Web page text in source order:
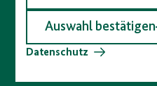
Auswahl bestätigen
Datenschutz